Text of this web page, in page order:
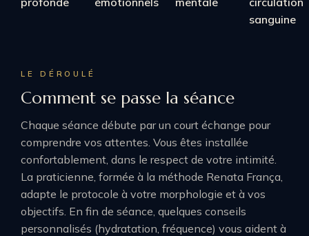
sanguine
LE DÉROULÉ
Comment se passe la séance
Chaque séance débute par un court échange pour
comprendre vos attentes. Vous êtes installée
confortablement, dans le respect de votre intimité.
La praticienne, formée à la méthode Renata França,
adapte le protocole à votre morphologie et à vos
objectifs. En fin de séance, quelques conseils
personnalisés (hydratation, fréquence) vous aident à